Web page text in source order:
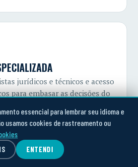
jurídicos e técnicos e acesso
para embasar as decisões do
essencial para lembrar seu idioma e
usamos cookies de rastreamento ou
ENTENDI